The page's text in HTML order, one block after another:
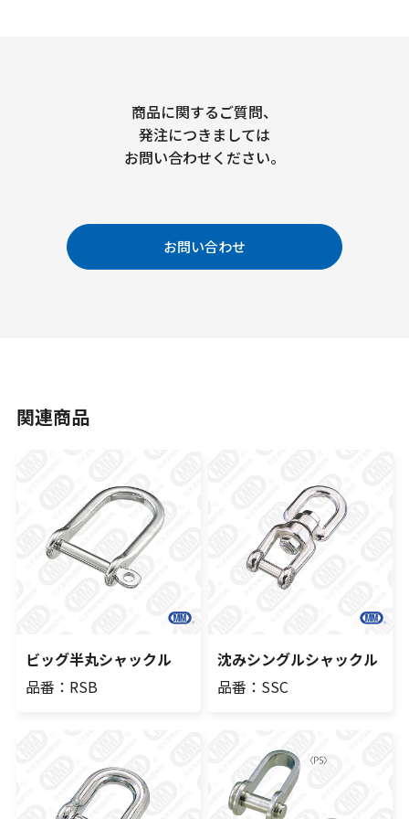
商品に関するご質問、
発注につきましては
お問い合わせください。
お問い合わせ
関連商品
ビッグ半丸シャックル
品番：RSB
沈みシングルシャックル
品番：SSC